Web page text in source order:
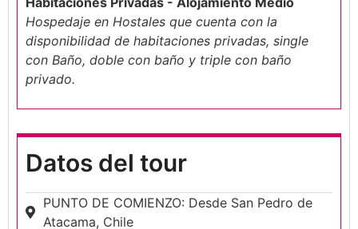
Hospedaje en Hostales que cuenta con la
disponibilidad de habitaciones privadas, single
con Baño, doble con baño y triple con baño
privado.
Datos del tour
PUNTO DE COMIENZO: Desde San Pedro de
Atacama, Chile